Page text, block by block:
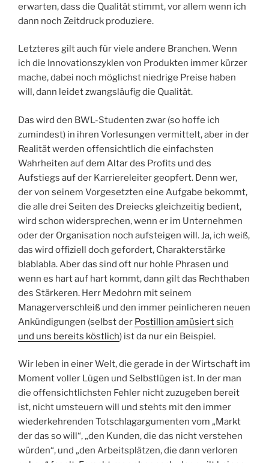
erwarten, dass die Qualität stimmt, vor allem wenn ich
dann noch Zeitdruck produziere.
Letzteres gilt auch für viele andere Branchen. Wenn
ich die Innovationszyklen von Produkten immer kürzer
mache, dabei noch möglichst niedrige Preise haben
will, dann leidet zwangsläufig die Qualität.
Das wird den BWL-Studenten zwar (so hoffe ich
zumindest) in ihren Vorlesungen vermittelt, aber in der
Realität werden offensichtlich die einfachsten
Wahrheiten auf dem Altar des Profits und des
Aufstiegs auf der Karriereleiter geopfert. Denn wer,
der von seinem Vorgesetzten eine Aufgabe bekommt,
die alle drei Seiten des Dreiecks gleichzeitig bedient,
wird schon widersprechen, wenn er im Unternehmen
oder der Organisation noch aufsteigen will. Ja, ich weiß,
das wird offiziell doch gefordert, Charakterstärke
blablabla. Aber das sind oft nur hohle Phrasen und
wenn es hart auf hart kommt, dann gilt das Rechthaben
des Stärkeren. Herr Medohrn mit seinem
Managerverschleiß und den immer peinlicheren neuen
Ankündigungen (selbst der Postillion amüsiert sich
und uns bereits köstlich) ist da nur ein Beispiel.
Wir leben in einer Welt, die gerade in der Wirtschaft im
Moment voller Lügen und Selbstlügen ist. In der man
die offensichtlichsten Fehler nicht zuzugeben bereit
ist, nicht umsteuern will und stehts mit den immer
wiederkehrenden Totschlagargumenten vom „Markt
der das so will“, „den Kunden, die das nicht verstehen
würden“, und „den Arbeitsplätzen, die dann verloren